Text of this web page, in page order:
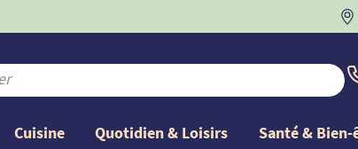
Cuisine Quotidien & Loisirs Santé & Bien-